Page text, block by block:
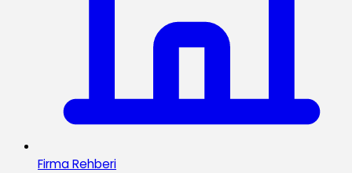
Firma Rehberi